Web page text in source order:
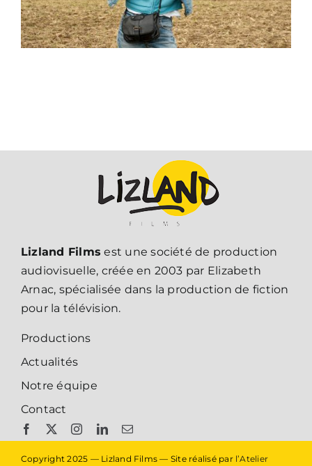
Lizland Films est une société de production
audiovisuelle, créée en 2003 par Elizabeth
Arnac, spécialisée dans la production de fiction
pour la télévision.
Productions
Actualités
Notre équipe
Contact
Copyright 2025 — Lizland Films — Site réalisé parl’Atelier